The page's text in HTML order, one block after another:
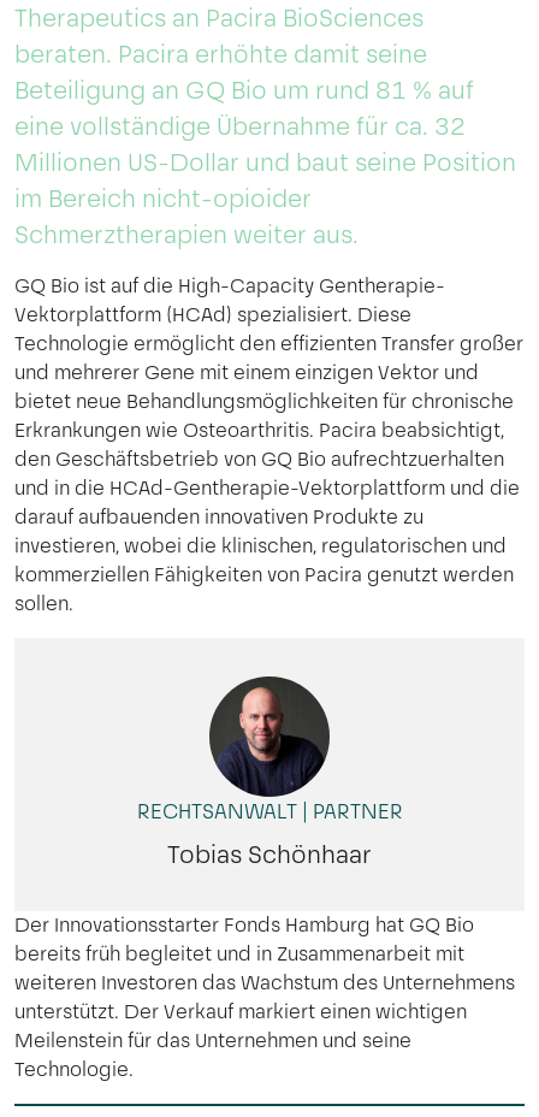
Therapeutics an Pacira BioSciences
beraten. Pacira erhöhte damit seine
Beteiligung an GQ Bio um rund 81 % auf
eine vollständige Übernahme für ca. 32
Millionen US-Dollar und baut seine Position
im Bereich nicht-opioider
Schmerztherapien weiter aus.
GQ Bio ist auf die High-Capacity Gentherapie-
Vektorplattform (HCAd) spezialisiert. Diese
Technologie ermöglicht den effizienten Transfer großer
und mehrerer Gene mit einem einzigen Vektor und
bietet neue Behandlungsmöglichkeiten für chronische
Erkrankungen wie Osteoarthritis. Pacira beabsichtigt,
den Geschäftsbetrieb von GQ Bio aufrechtzuerhalten
und in die HCAd-Gentherapie-Vektorplattform und die
darauf aufbauenden innovativen Produkte zu
investieren, wobei die klinischen, regulatorischen und
kommerziellen Fähigkeiten von Pacira genutzt werden
sollen.
RECHTSANWALT | PARTNER
Tobias Schönhaar
Der Innovationsstarter Fonds Hamburg hat GQ Bio
bereits früh begleitet und in Zusammenarbeit mit
weiteren Investoren das Wachstum des Unternehmens
unterstützt. Der Verkauf markiert einen wichtigen
Meilenstein für das Unternehmen und seine
Technologie.